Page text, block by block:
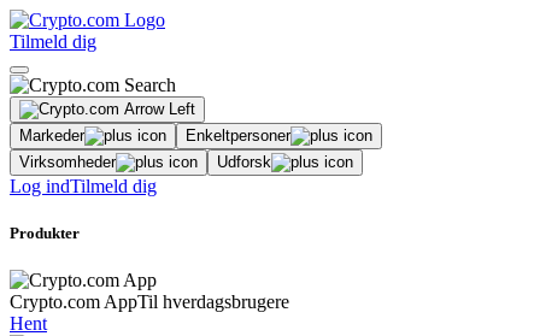
Tilmeld dig
Markeder
Enkeltpersoner
Virksomheder
Udforsk
Log indTilmeld dig
Produkter
Crypto.com AppTil hverdagsbrugere
Hent